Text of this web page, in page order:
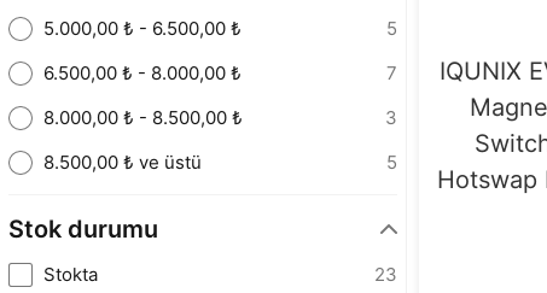
IQUNIX
Hotswap
5.000,00 ₺ - 6.500,00 ₺
5
6.500,00 ₺ - 8.000,00 ₺
7
8.000,00 ₺ - 8.500,00 ₺
3
8.500,00 ₺ ve üstü
5
Stok durumu
Stokta 23